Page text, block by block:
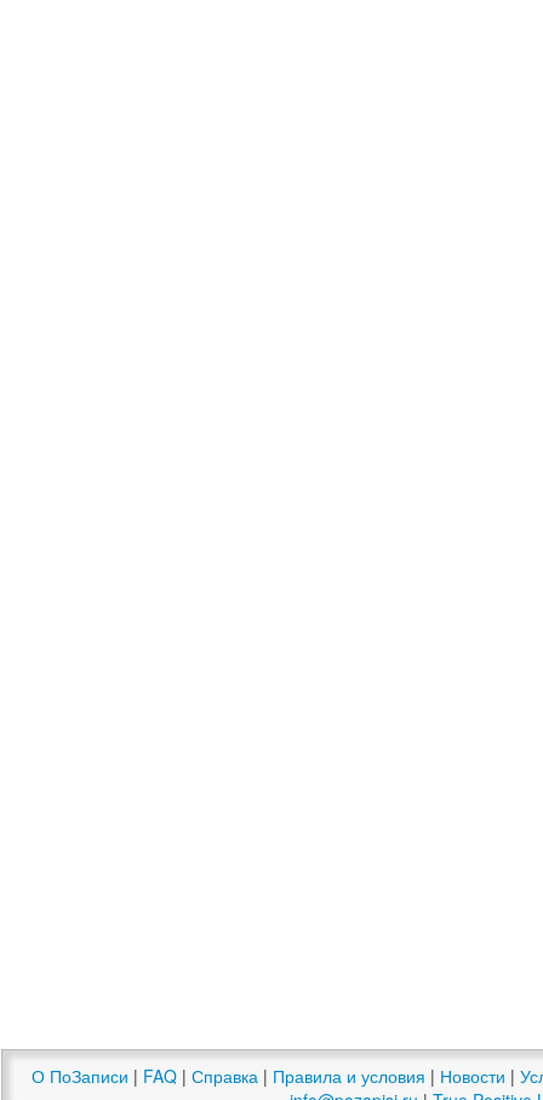
О ПоЗаписи | FAQ | Справка | Правила и условия | Новости |